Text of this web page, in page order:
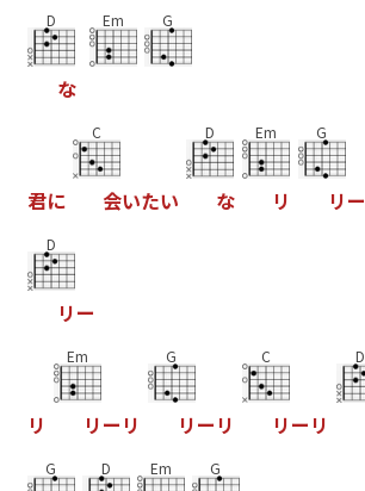
D
な
Em G
君に
C
会いたい
D
な
Em
リ
G
リー
D
リー
リ
Em
リー リ
G
リー リ
C
リー リ
D
G D Em G